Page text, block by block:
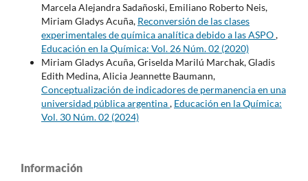
Marcela Alejandra Sadañoski, Emiliano Roberto Neis,
Miriam Gladys Acuña, Reconversión de las clases
experimentales de química analítica debido a las ASPO,
Educación en la Química: Vol. 26 Núm. 02 (2020)
Miriam Gladys Acuña, Griselda Marilú Marchak, Gladis
Edith Medina, Alicia Jeannette Baumann,
Conceptualización de indicadores de permanencia en una
universidad pública argentina, Educación en la Química:
Vol. 30 Núm. 02 (2024)
Información